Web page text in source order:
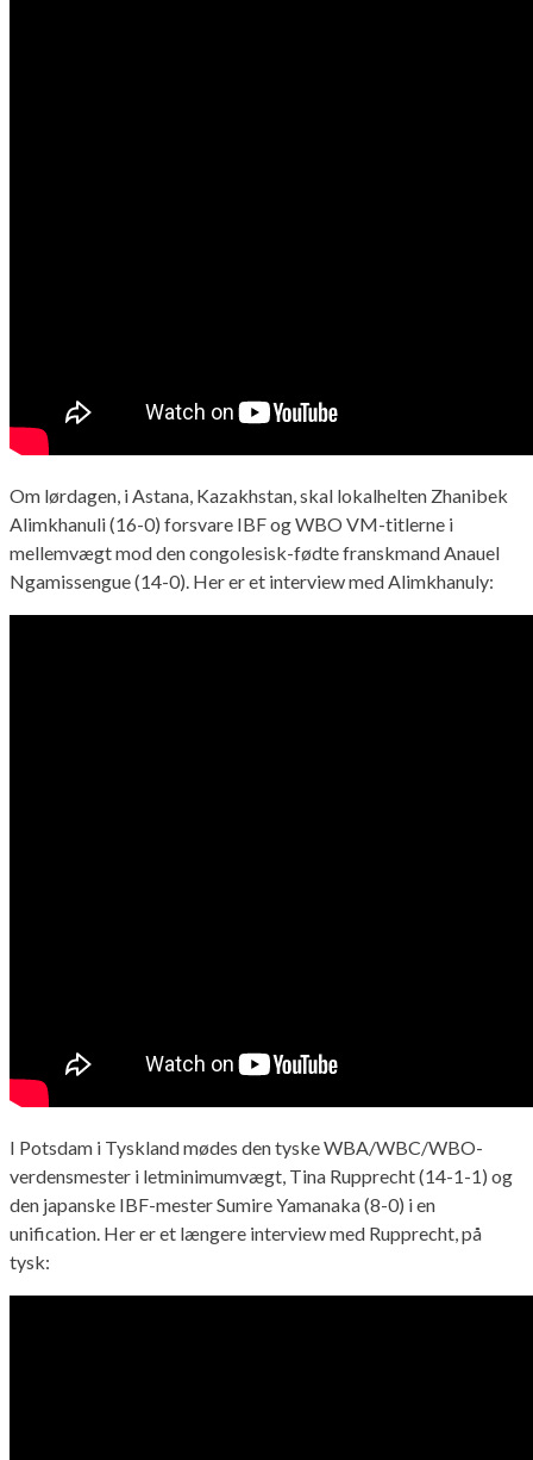
Om lørdagen, i Astana, Kazakhstan, skal lokalhelten Zhanibek
Alimkhanuli (16-0) forsvare IBF og WBO VM-titlerne i
mellemvægt mod den congolesisk-fødte franskmand Anauel
Ngamissengue (14-0). Her er et interview med Alimkhanuly:
I Potsdam i Tyskland mødes den tyske WBA/WBC/WBO-
verdensmester i letminimumvægt, Tina Rupprecht (14-1-1) og
den japanske IBF-mester Sumire Yamanaka (8-0) i en
unification. Her er et længere interview med Rupprecht, på
tysk: